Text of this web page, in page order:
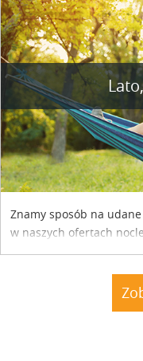
Znamy sposób na
w naszych ofertach
zwlekaj atrakcyjne